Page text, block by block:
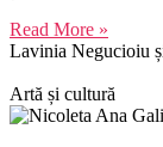
Read More »
Lavinia Negucioiu
Artă și cultură